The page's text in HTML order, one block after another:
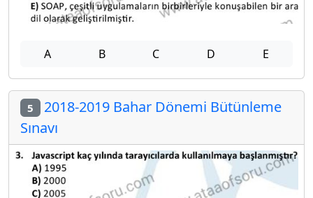
A B C D E
5 2018-2019 Bahar Dönemi Bütünleme
Sınavı